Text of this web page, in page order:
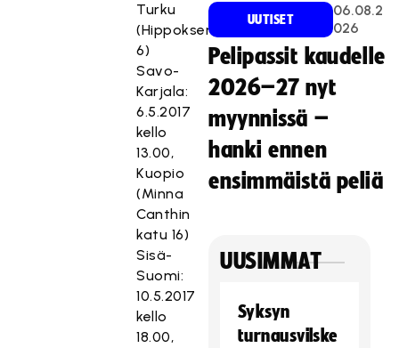
Turku
(Hippoksentie
6)
Savo-
Karjala:
6.5.2017
kello
13.00,
Kuopio
(Minna
Canthin
katu 16)
Sisä-
Suomi:
10.5.2017
kello
18.00,
UUTISET
06.08.2
026
Pelipassit kaudelle
2026–27 nyt
myynnissä –
hanki ennen
ensimmäistä peliä
UUSIMMAT
Syksyn
turnausvilske